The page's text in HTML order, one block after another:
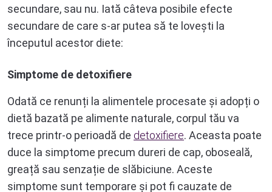
secundare, sau nu. Iată câteva posibile efecte
secundare de care s-ar putea să te lovești la
începutul acestor diete:
Simptome de detoxifiere
Odată ce renunți la alimentele procesate și adopți o
dietă bazată pe alimente naturale, corpul tău va
trece printr-o perioadă de detoxifiere. Aceasta poate
duce la simptome precum dureri de cap, oboseală,
greață sau senzație de slăbiciune. Aceste
simptome sunt temporare și pot fi cauzate de